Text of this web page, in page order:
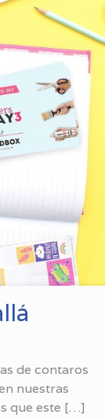
de contaros
nuestras
que este […]